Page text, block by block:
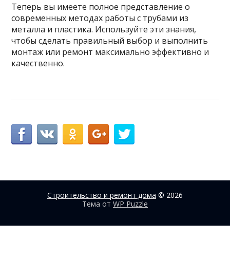
Теперь вы имеете полное представление о
современных методах работы с трубами из
металла и пластика. Используйте эти знания,
чтобы сделать правильный выбор и выполнить
монтаж или ремонт максимально эффективно и
качественно.
Строительство и ремонт дома © 2026
Тема от WP Puzzle